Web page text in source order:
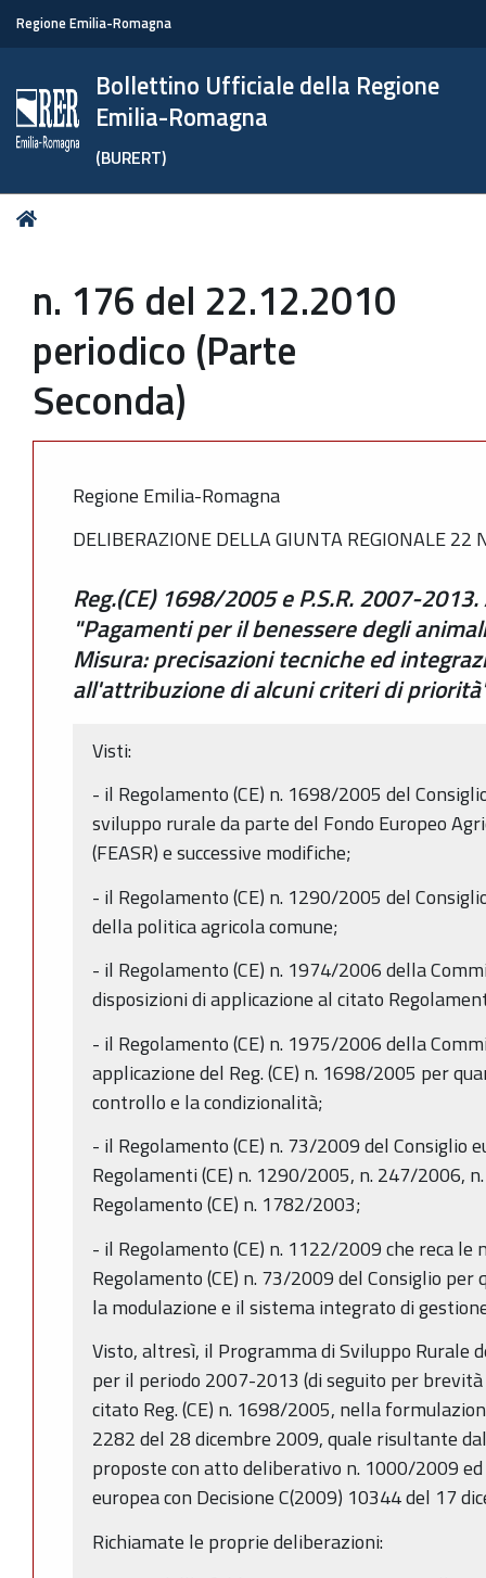
Regione Emilia-Romagna
Bollettino Ufficiale della Regione
Emilia-Romagna
(BURERT)
Tu
n. 176 del 22.12.2010
periodico (Parte
Seconda)
Regione Emilia-Romagna
DELIBERAZIONE DELLA GIUNTA REGIONALE
Reg.(CE) 1698/2005 e P.S.R. 2007-
"Pagamenti per il benessere degli
Misura: precisazioni tecniche ed
all'attribuzione di alcuni criteri di
Visti:
- il Regolamento (CE) n. 1698/2005 del
sviluppo rurale da parte del Fondo Europeo
(FEASR) e successive modifiche;
- il Regolamento (CE) n. 1290/2005 del
della politica agricola comune;
- il Regolamento (CE) n. 1974/2006 della
disposizioni di applicazione al citato
- il Regolamento (CE) n. 1975/2006 della
applicazione del Reg. (CE) n. 1698/2005 per
controllo e la condizionalità;
- il Regolamento (CE) n. 73/2009 del Consiglio
Regolamenti (CE) n. 1290/2005, n. 247/2006,
Regolamento (CE) n. 1782/2003;
- il Regolamento (CE) n. 1122/2009 che reca le
Regolamento (CE) n. 73/2009 del Consiglio
la modulazione e il sistema integrato di
Visto, altresì, il Programma di Sviluppo Rurale
per il periodo 2007-2013 (di seguito per
citato Reg. (CE) n. 1698/2005, nella
2282 del 28 dicembre 2009, quale risultante
proposte con atto deliberativo n. 1000/2009
europea con Decisione C(2009) 10344 del 17
Richiamate le proprie deliberazioni: